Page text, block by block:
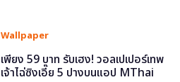
Wallpaper
เพียง 59 บาท รับเฮง! วอลเปเปอร์เทพ
เจ้าไฉ่ซิงเอี๊ย 5 ปางบนแอป MThai